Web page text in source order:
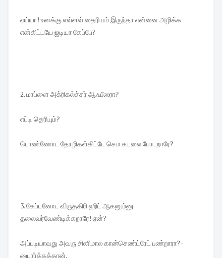
ஏய்யா! உனக்கு எவ்ளவ் தைரியம் இருந்தா என்னை அழிக்க
என்கிட்டயே ஐடியா கேப்பே?
2. மாப்ளை அக்ரிகல்ச்சர் ஆஃபீஸரா?
எப்டி தெரியும்?
பொண்ணோட தோழிகள்கிட்டே செம கடலை போடறாரே?
3. கேப்டனோட விருதகிரி ஹிட் ஆகனும்னு
தலைவர்வேண்டிக்கறாரே! ஏன்?
அப்படியாவது அவரு சினிமால கான்செண்ட்ரேட் பண்றாரா?-
னுபார்க்கத்தான்.